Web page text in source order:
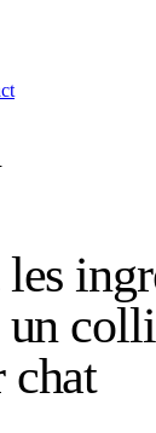
un
chat